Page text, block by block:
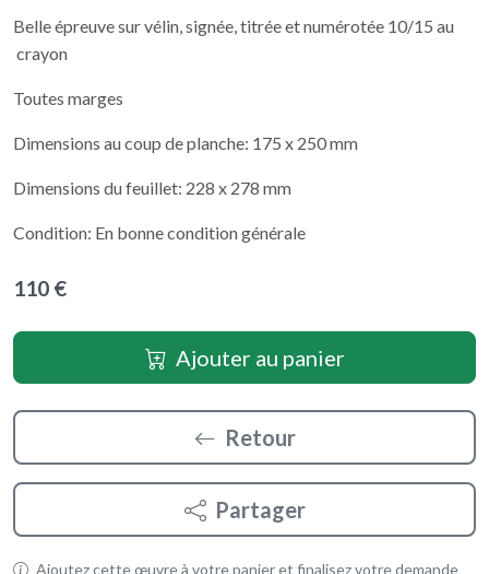
Belle épreuve sur vélin, signée, titrée et numérotée 10/15 au
crayon
Toutes marges
Dimensions au coup de planche: 175 x 250 mm
Dimensions du feuillet: 228 x 278 mm
Condition: En bonne condition générale
110 €
Ajouter au panier
Retour
Partager
Ajoutez cette œuvre à votre panier et finalisez votre demande